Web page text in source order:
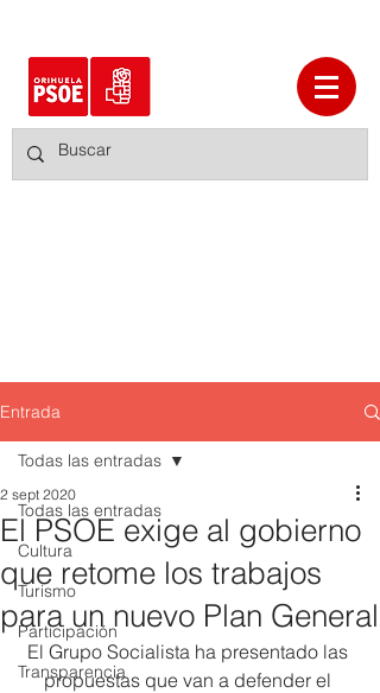
Entrada
Todas las entradas
Cultura
Turismo
Participación
Transparencia
Todas las entradas
El PSOE exige al gobierno
que retome los trabajos
para un nuevo Plan General
2 sept 2020
El Grupo Socialista ha presentado las
propuestas que van a defender el